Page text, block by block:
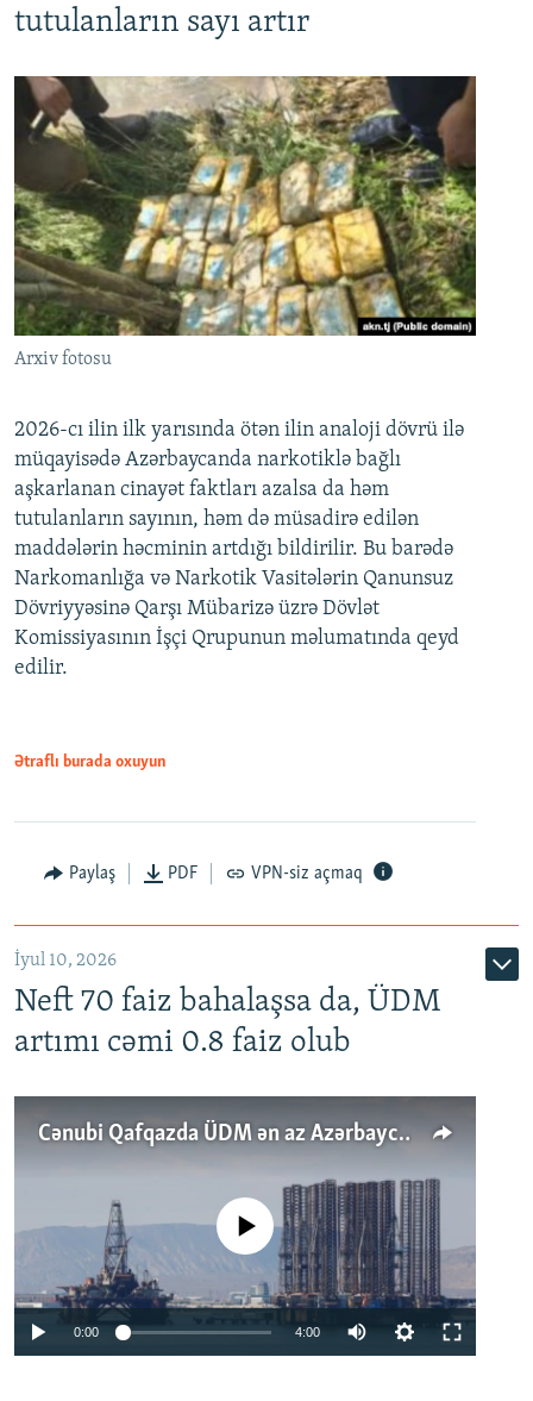
tutulanların sayı artır
Arxiv fotosu
2026-cı ilin ilk yarısında ötən ilin analoji dövrü ilə
müqayisədə Azərbaycanda narkotiklə bağlı
aşkarlanan cinayət faktları azalsa da həm
tutulanların sayının, həm də müsadirə edilən
maddələrin həcminin artdığı bildirilir. Bu barədə
Narkomanlığa və Narkotik Vasitələrin Qanunsuz
Dövriyyəsinə Qarşı Mübarizə üzrə Dövlət
Komissiyasının İşçi Qrupunun məlumatında qeyd
edilir.
Ətraflı burada oxuyun
Paylaş PDF VPN-siz açmaq
İyul 10, 2026
Neft 70 faiz bahalaşsa da, ÜDM
artımı cəmi 0.8 faiz olub
Cənubi Qafqazda ÜDM ən az Azərbaycanda artır: Qonşuları niyə Bakını qabaqlaya bilir?
No media source currently available
0:00 4:00